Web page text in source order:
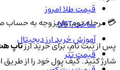
💳 مرحله دوم: واریز وجه به حساب
پس از ثبت نام، برای خرید ارزتاپ هت
شارژ کنید. کیف پول خود را از طریق
قیمت طلا امروز
ساخت NFT
آموزش خرید ارز دیجیتال
قیمت تتر